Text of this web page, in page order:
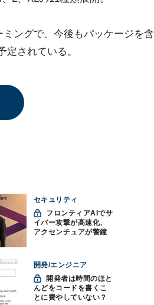
ングで、今後もパッケージを含
されている。
セキュリティ
イバー攻撃が高速化、
アクセンチュアが警鐘
開発/エンジニア
んどをコードを書くこ
とに費やしていない？